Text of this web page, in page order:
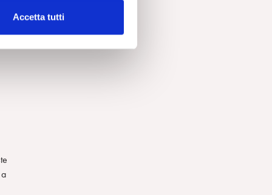
Accetta tutti